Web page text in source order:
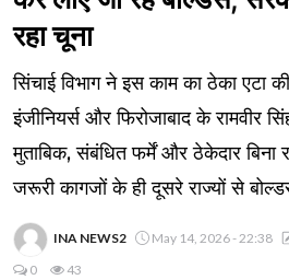
टेक्नोलॉजी / बिजनेस
वायरल न्यूज़
रहा चूना
सिंचाई विभाग ने इस काम का ठेका
इंजीनियर्स और फिरोजाबाद के रामवीर
मुताबिक, संबंधित फर्में और ठेकेदार बिना
जरूरी कागजों के ही दूसरे राज्यों से
INA NEWS2 May 14, 2026 - 22:38
0
43